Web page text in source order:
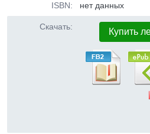
ISBN: нет данных
Скачать: Купить